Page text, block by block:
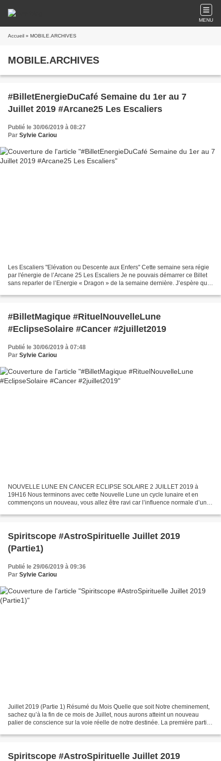
MENU
Accueil » MOBILE.ARCHIVES
MOBILE.ARCHIVES
#BilletEnergieDuCafé Semaine du 1er au 7
Juillet 2019 #Arcane25 Les Escaliers
Publié le 30/06/2019 à 08:27
Par Sylvie Cariou
Les Escaliers "Elévation ou Descente aux Enfers" Cette semaine sera régie
par l'énergie de l’Arcane 25 Les Escaliers Je ne pouvais démarrer ce Billet
sans reparler de l’Energie « Dragon » de la semaine dernière. J’espère que
#BilletMagique #RituelNouvelleLune
#EclipseSolaire #Cancer #2juillet2019
Publié le 30/06/2019 à 07:48
Par Sylvie Cariou
NOUVELLE LUNE EN CANCER ECLIPSE SOLAIRE 2 JUILLET 2019 à
19H16 Nous terminons avec cette Nouvelle Lune un cycle lunaire et en
commençons un nouveau, vous allez être ravi car l’influence normale d’une
Spiritscope #AstroSpirituelle Juillet 2019
(Partie1)
Publié le 29/06/2019 à 09:36
Par Sylvie Cariou
Juillet 2019 (Partie 1) Résumé du Mois Quelle que soit Notre cheminement,
sachez qu’à la fin de ce mois de Juillet, nous aurons atteint un nouveau
palier de conscience sur la voie réelle de notre destinée. La première partie
Spiritscope #AstroSpirituelle Juillet 2019